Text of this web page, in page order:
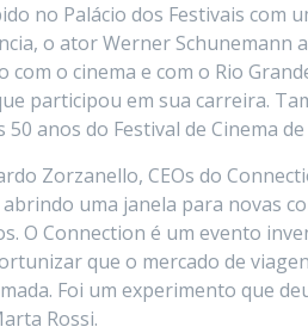
no Palácio dos Festivais com
o ator Werner Schunemann
com o cinema e com o Rio
participou em sua carreira.
anos do Festival de Cinema
Zorzanello, CEOs do
abrindo uma janela para novas
O Connection é um evento
que o mercado de
Foi um experimento que
Rossi.